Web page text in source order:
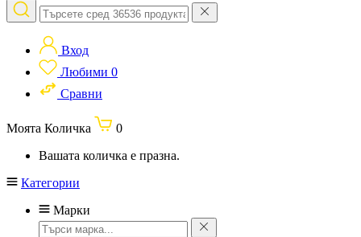
Вход
Любими 0
Сравни
Моята Количка
0
Вашата количка е празна.
Категории
Марки